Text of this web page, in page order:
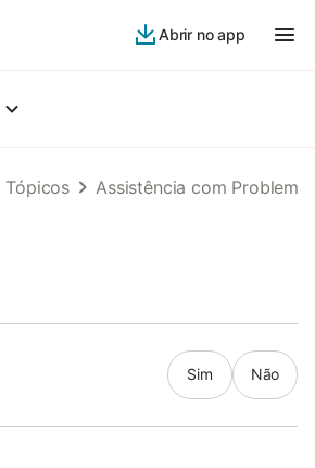
Abrir no app
Tópicos Assistência com
Sim Não